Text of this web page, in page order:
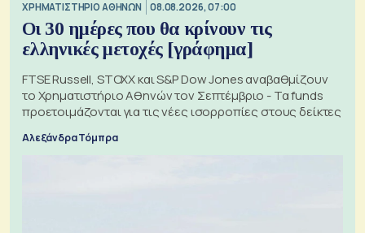
XΡΗΜΑΤΙΣΤΗΡΙΟ ΑΘΗΝΩΝ 08.08.2026, 07:00
Οι 30 ημέρες που θα κρίνουν τις
ελληνικές μετοχές [γράφημα]
FTSE Russell, STOXX και S&P Dow Jones αναβαθμίζουν
το Χρηματιστήριο Αθηνών τον Σεπτέμβριο - Τα funds
προετοιμάζονται για τις νέες ισορροπίες στους δείκτες
Αλεξάνδρα Τόμπρα